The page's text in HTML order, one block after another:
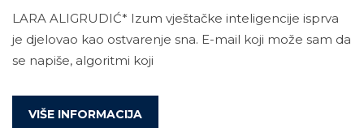
LARA ALIGRUDIĆ* Izum vještačke inteligencije isprva
je djelovao kao ostvarenje sna. E-mail koji može sam da
se napiše, algoritmi koji
VIŠE INFORMACIJA